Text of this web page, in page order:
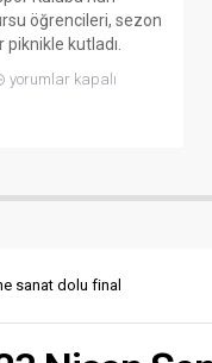
öğrencileri, sezon
kutladı.
salonunda
bir araya geldi.
yorumlar kapalı
sanat dolu final